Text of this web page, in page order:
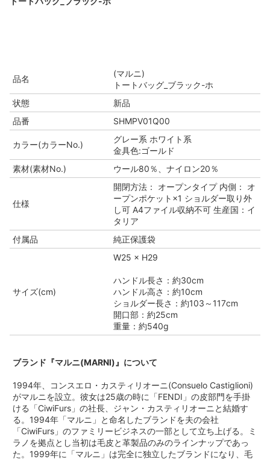
品名
(マルニ)
トートバッグ_ブラック-ホ
状態
新品
品番
SHMPV01Q00
カラー(カラーNo.)
グレー系 ホワイト系
金具色:ゴールド
素材(素材No.)
ウール80％、ナイロン20％
仕様
開閉方法： オープンタイプ 内側： オ
ープンポケット×1 ショルダー取り外
し可 A4ファイル収納不可 生産国：イ
タリア
付属品
純正保護袋
サイズ(cm)
W25 × H29
ハンドル長さ：約30cm
ハンドル高さ：約10cm
ショルダー長さ：約103～117cm
開口部：約25cm
重量：約540g
ブランド『マルニ(MARNI)』について
1994年、コンスエロ・カスティリオーニ(Consuelo Castiglioni)
がマルニを設立。彼女は25歳の時に「FENDI」の皮部門を手掛
ける「CiwiFurs」の社長、ジャン・カスティリオーニと結婚す
る。1994年「マルニ」と命名したブランドを夫の会社
「CiwiFurs」のファミリービジネスの一部として立ち上げる。ミ
ラノを拠点とし当初は毛皮と革製品のみのラインナップであっ
た。1999年に「マルニ」は完全に独立したブランドになり、毛